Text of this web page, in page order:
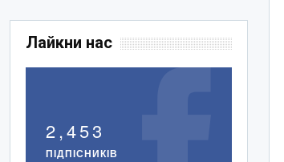
Лайкни нас
2,453
ПІДПІСНИКІВ